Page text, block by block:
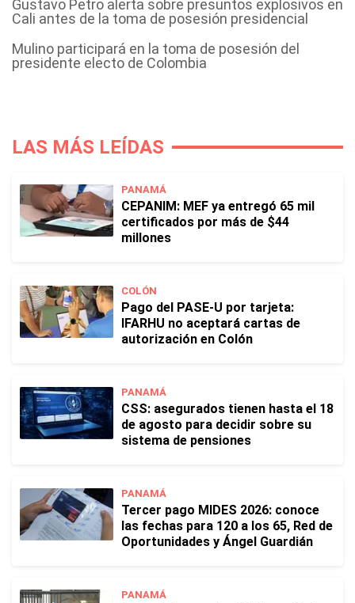
Gustavo Petro alerta sobre presuntos explosivos en
Cali antes de la toma de posesión presidencial
Mulino participará en la toma de posesión del
presidente electo de Colombia
LAS MÁS LEÍDAS
PANAMÁ
CEPANIM: MEF ya entregó 65 mil
certificados por más de $44
millones
COLÓN
Pago del PASE-U por tarjeta:
IFARHU no aceptará cartas de
autorización en Colón
PANAMÁ
CSS: asegurados tienen hasta el 18
de agosto para decidir sobre su
sistema de pensiones
PANAMÁ
Tercer pago MIDES 2026: conoce
las fechas para 120 a los 65, Red de
Oportunidades y Ángel Guardián
PANAMÁ